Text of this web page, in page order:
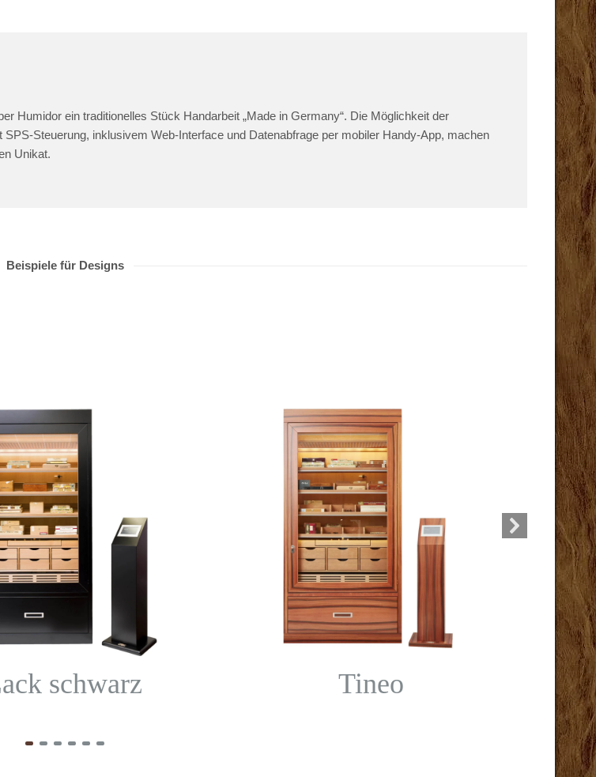
Humidor ein traditionelles Stück Handarbeit „Made in Germany“. Die Möglichkeit der
Steuerung, inklusivem Web-Interface und Datenabfrage per mobiler Handy-App, machen
Unikat.
Beispiele für Designs
schwarz Tineo